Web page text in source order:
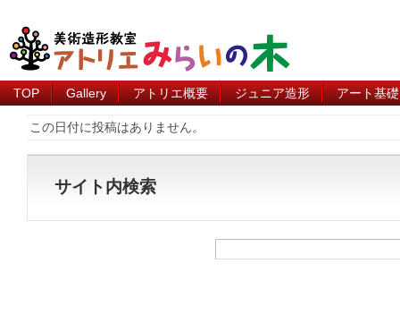
TOP Gallery アトリエ概要 ジュニア造形 アート基礎
この日付に投稿はありません。
サイト内検索